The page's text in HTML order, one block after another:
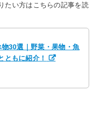
たい方はこちらの記事を読
30選｜野菜・果物・魚
ともに紹介！